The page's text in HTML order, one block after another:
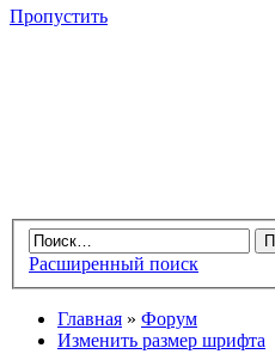
Пропустить
Расширенный поиск
Главная » Форум
Изменить размер шрифта